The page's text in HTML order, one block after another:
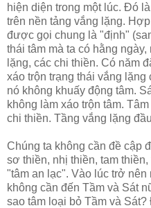
hiện diện trong một lúc. Đó
trên nền tảng vắng lặng.
được gọi chung là "định"
thái tâm mà ta có hằng
lặng, các chi thiền. Có năm
xáo trộn trạng thái vắng
nó không khuấy động tâm.
không làm xáo trộn tâm.
chi thiền. Tầng vắng lặng
Chúng ta không cần đề cập
sơ thiền, nhị thiền, tam
"tâm an lạc". Vào lúc trở
không cần đến Tầm và Sát
sao tâm loại bỏ Tầm và